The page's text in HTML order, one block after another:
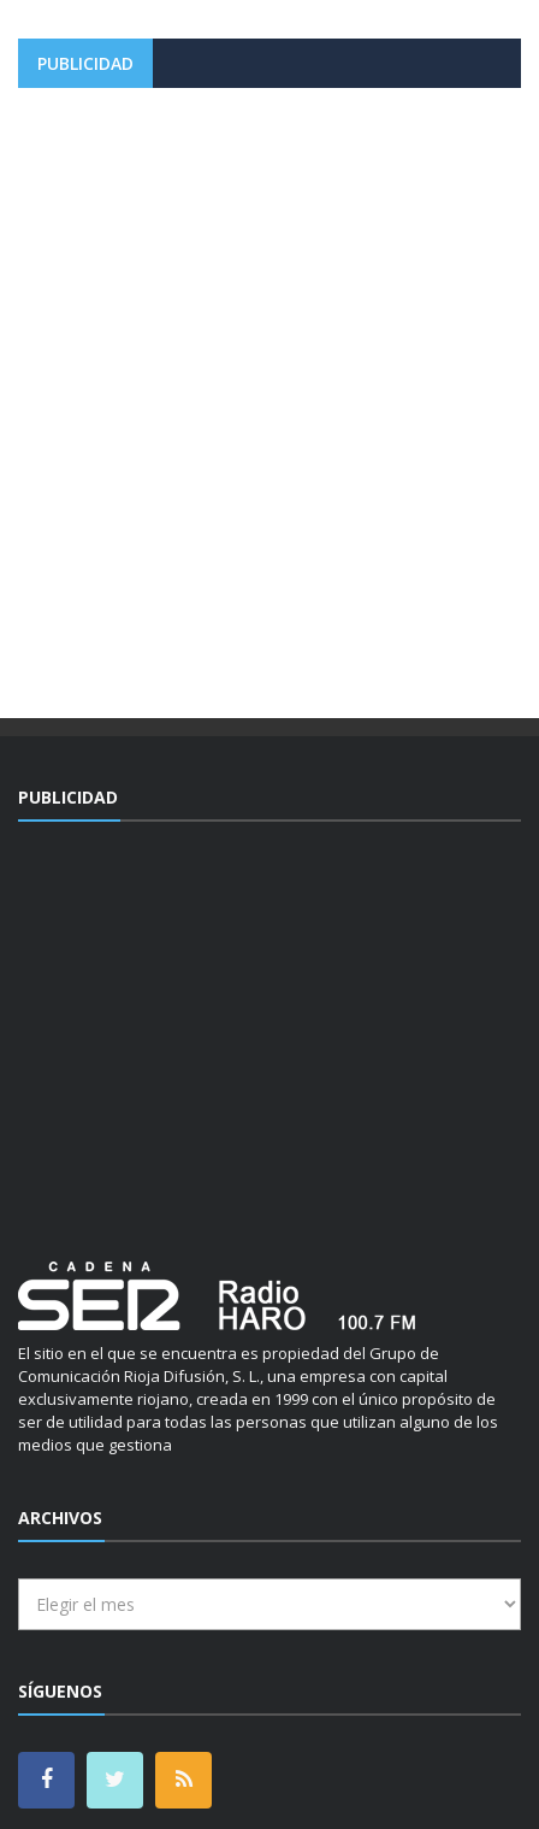
PUBLICIDAD
PUBLICIDAD
El sitio en el que se encuentra es propiedad del Grupo de
Comunicación Rioja Difusión, S. L., una empresa con capital
exclusivamente riojano, creada en 1999 con el único propósito de
ser de utilidad para todas las personas que utilizan alguno de los
medios que gestiona
ARCHIVOS
SÍGUENOS